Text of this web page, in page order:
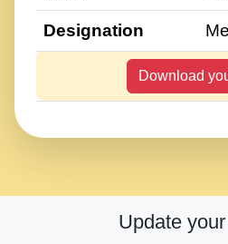
Designation
Download
Update